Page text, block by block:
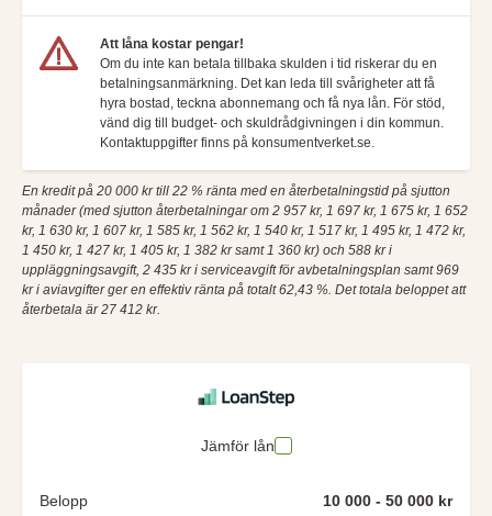
Att låna kostar pengar!
Om du inte kan betala tillbaka skulden i tid riskerar du en
betalningsanmärkning. Det kan leda till svårigheter att få
hyra bostad, teckna abonnemang och få nya lån. För stöd,
vänd dig till budget- och skuldrådgivningen i din kommun.
Kontaktuppgifter finns på konsumentverket.se.
En kredit på 20 000 kr till 22 % ränta med en återbetalningstid på sjutton
månader (med sjutton återbetalningar om 2 957 kr, 1 697 kr, 1 675 kr, 1 652
kr, 1 630 kr, 1 607 kr, 1 585 kr, 1 562 kr, 1 540 kr, 1 517 kr, 1 495 kr, 1 472 kr,
1 450 kr, 1 427 kr, 1 405 kr, 1 382 kr samt 1 360 kr) och 588 kr i
uppläggningsavgift, 2 435 kr i serviceavgift för avbetalningsplan samt 969
kr i aviavgifter ger en effektiv ränta på totalt 62,43 %. Det totala beloppet att
återbetala är 27 412 kr.
Jämför lån
Belopp 10 000 - 50 000 kr